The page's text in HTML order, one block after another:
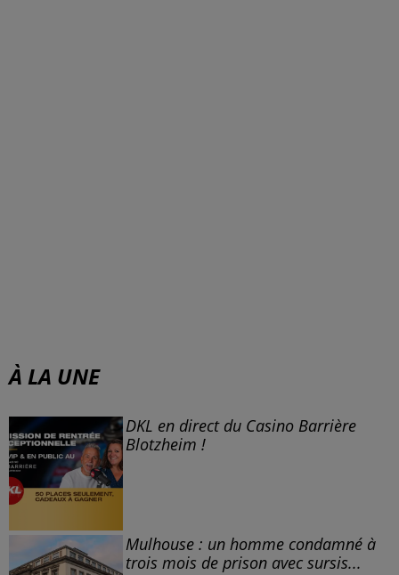
À LA UNE
DKL en direct du Casino Barrière
Blotzheim !
Mulhouse : un homme condamné à
trois mois de prison avec sursis...